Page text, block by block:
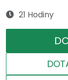
21 Hodiny